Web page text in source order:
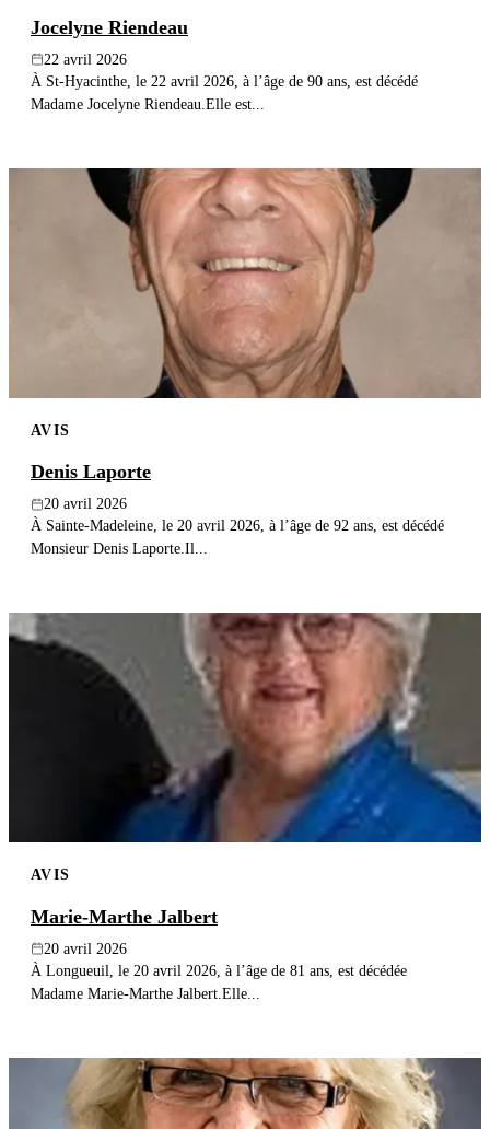
Jocelyne Riendeau
22 avril 2026
À St-Hyacinthe, le 22 avril 2026, à l’âge de 90 ans, est décédé
Madame Jocelyne Riendeau.Elle est...
AVIS
Denis Laporte
20 avril 2026
À Sainte-Madeleine, le 20 avril 2026, à l’âge de 92 ans, est décédé
Monsieur Denis Laporte.Il...
AVIS
Marie-Marthe Jalbert
20 avril 2026
À Longueuil, le 20 avril 2026, à l’âge de 81 ans, est décédée
Madame Marie-Marthe Jalbert.Elle...